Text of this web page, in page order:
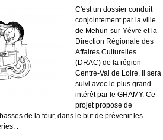
C'est un dossier conduit
conjointement par la ville
de Mehun-sur-Yèvre et la
Direction Régionale des
Affaires Culturelles
(DRAC) de la région
Centre-Val de Loire. Il sera
suivi avec le plus grand
intérêt par le GHAMY. Ce
projet propose de
de la tour, dans le but de prévenir les
.